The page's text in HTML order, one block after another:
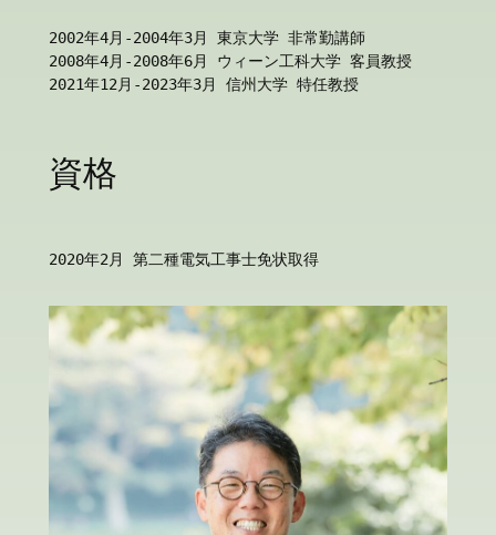
2002年4月-2004年3月 東京大学 非常勤講師
2008年4月-2008年6月 ウィーン工科大学 客員教授
2021年12月-2023年3月 信州大学 特任教授
資格
2020年2月 第二種電気工事士免状取得